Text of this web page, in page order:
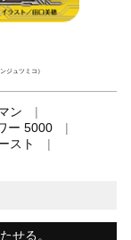
ジュツミコ）
ン
ー 5000
スト
せる。